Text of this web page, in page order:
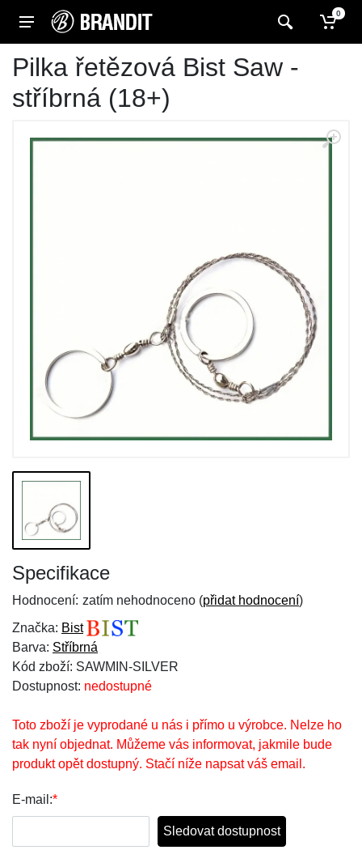
0
Pilka řetězová Bist Saw -
stříbrná (18+)
Specifikace
Hodnocení: zatím nehodnoceno (přidat hodnocení)
Značka: Bist
Barva: Stříbrná
Kód zboží: SAWMIN-SILVER
Dostupnost: nedostupné
Toto zboží je vyprodané u nás i přímo u výrobce. Nelze ho
tak nyní objednat. Můžeme vás informovat, jakmile bude
produkt opět dostupný. Stačí níže napsat váš email.
E-mail:*
Sledovat dostupnost